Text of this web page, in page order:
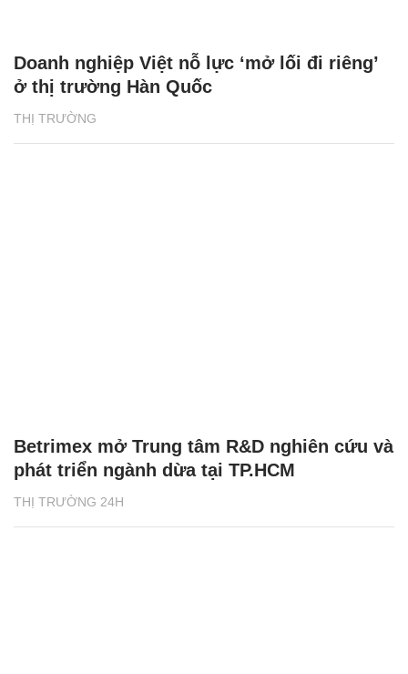
THỊ TRƯỜNG
Doanh nghiệp Việt nỗ lực ‘mở lối đi riêng’
ở thị trường Hàn Quốc
THỊ TRƯỜNG 24H
Betrimex mở Trung tâm R&D nghiên cứu và
phát triển ngành dừa tại TP.HCM